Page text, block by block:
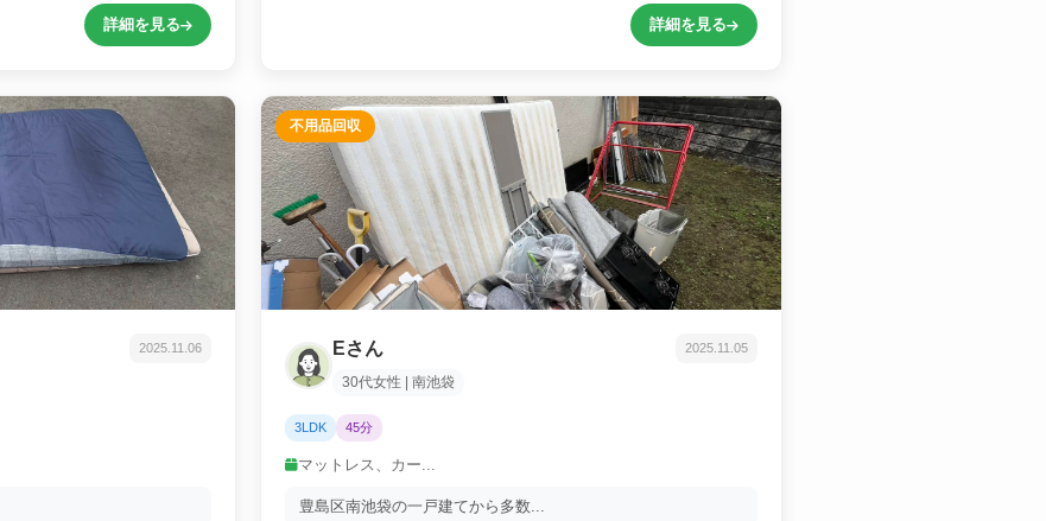
詳細を見る 詳細を見る
2025.11.06
不用品回収
Eさん
30代女性 | 南池袋
2025.11.05
3LDK 45分
マットレス、カー...
豊島区南池袋の一戸建てから多数...